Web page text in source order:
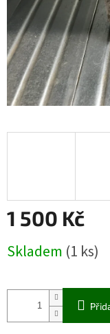
1 500 Kč
cena:
Skladem (1 ks)